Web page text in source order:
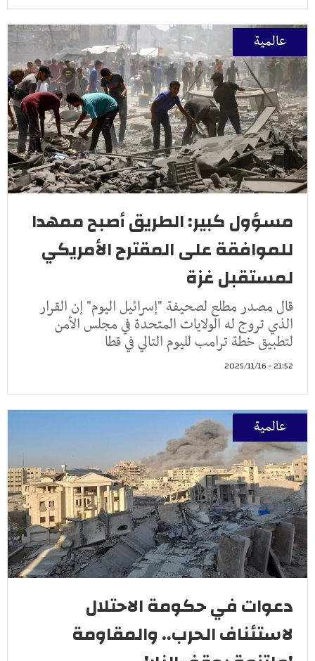
عالمية
مسؤول كبير: الطريق أصبح ممهدا
للموافقة على المقترح الأمريكي
لمستقبل غزة
قال مصدر مطلع لصحيفة "إسرائيل اليوم" إن القرار
الذي تروج له الولايات المتحدة في مجلس الأمن
لتطبيق خطة ترامب لليوم التالي في قطا
21:52 - 2025/11/16
عالمية
دعوات في حكومة الاحتلال
لاستئناف الحرب.. والمقاومة